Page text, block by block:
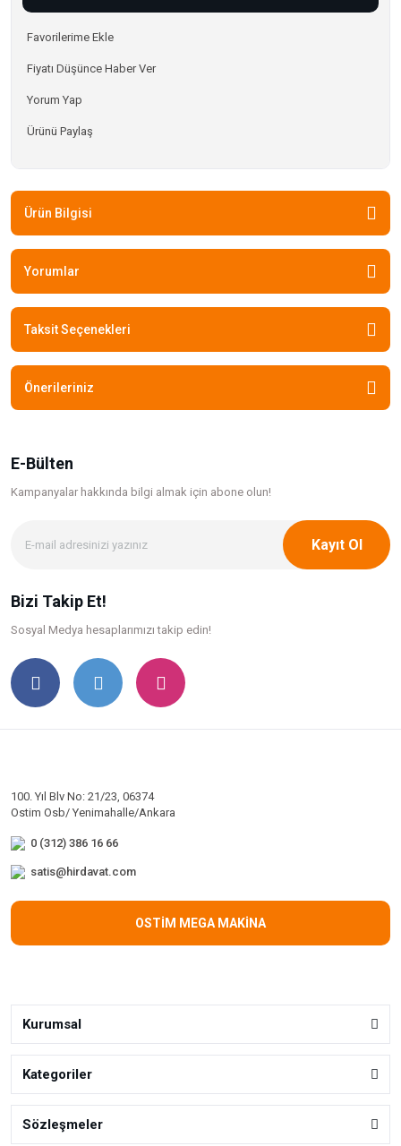
Fiyatı Düşünce Haber Ver
Yorum Yap
Ürünü Paylaş
Ürün Bilgisi
Yorumlar
Taksit Seçenekleri
Önerileriniz
E-Bülten
Kampanyalar hakkında bilgi almak için abone olun!
Kayıt Ol
Bizi Takip Et!
Sosyal Medya hesaplarımızı takip edin!
100. Yıl Blv No: 21/23, 06374
Ostim Osb/ Yenimahalle/Ankara
0 (312) 386 16 66
satis@hirdavat.com
OSTİM MEGA MAKİNA
Kurumsal
Kategoriler
Sözleşmeler